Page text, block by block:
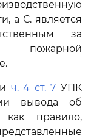
а С. является
за
пожарной
ч. 4 ст. 7 УПК
вывода об
как правило,